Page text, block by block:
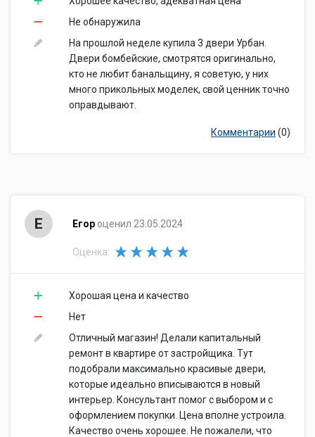
Не обнаружила
На прошлой неделе купила 3 двери Урбан.
Двери бомбейские, смотрятся оригинально,
кто не любит банальщину, я советую, у них
много прикольных моделек, свой ценник точно
оправдывают.
Комментарии (0)
Е Егор оценил 23.05.2024
Оценка:
Хорошая цена и качество
Нет
Отличный магазин! Делали капитальный
ремонт в квартире от застройщика. Тут
подобрали максимально красивые двери,
которые идеально вписываются в новый
интерьер. Консультант помог с выбором и с
оформлением покупки. Цена вполне устроила.
Качество очень хорошее. Не пожалели, что